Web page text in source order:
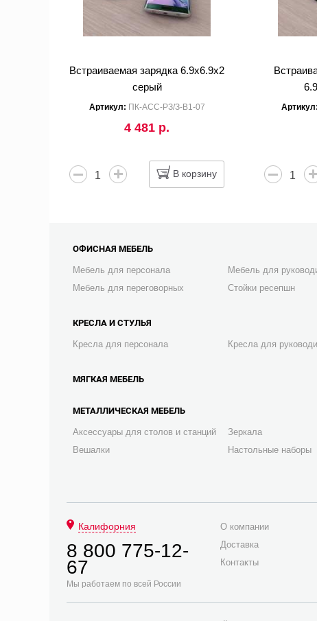
Встраиваемая зарядка 6.9x6.9x2
серый
Артикул: ПК-АСС-РЗ/З-В1-07
4 481 р.
В корзину
Артикул:
ОФИСНАЯ МЕБЕЛЬ
Мебель для персонала Мебель для
Мебель для переговорных
Стойки ресепшн
КРЕСЛА И СТУЛЬЯ
Кресла для персонала Кресла для
МЯГКАЯ МЕБЕЛЬ
МЕТАЛЛИЧЕСКАЯ МЕБЕЛЬ
Аксессуары для столов и станций Зеркала
Вешалки
Настольные наборы
Калифорния
8 800 775-12-
67
Мы работаем по всей России
О компании
Доставка
Контакты